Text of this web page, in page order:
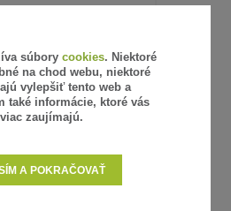
súbory cookies. Niektoré
na chod webu, niektoré
vylepšiť tento web a
také informácie, ktoré vás
zaujímajú.
A POKRAČOVAŤ